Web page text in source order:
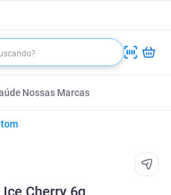
Nossas Marcas
Cherry 6g